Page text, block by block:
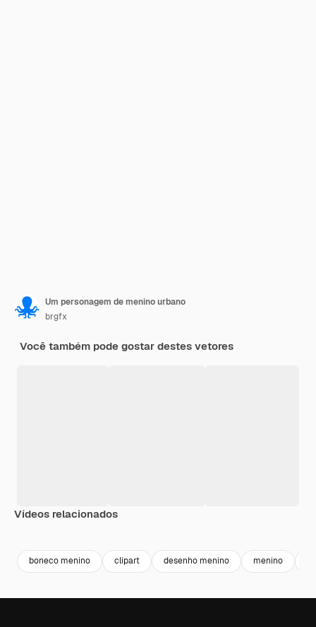
Um personagem de menino urbano
brgfx
Você também pode gostar destes vetores
Vídeos relacionados
boneco menino clipart desenho menino menino